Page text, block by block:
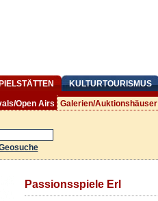
KULTURTOURISMUS
Open Airs Galerien/Auktionshäuser
Passionsspiele Erl